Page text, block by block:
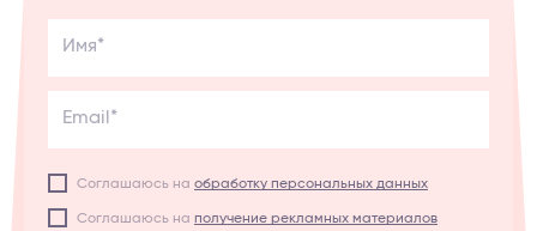
Имя*
Email*
Соглашаюсь на обработку персональных данных
Соглашаюсь на получение рекламных материалов